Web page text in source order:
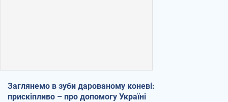
Заглянемо в зуби дарованому коневі:
прискіпливо – про допомогу Україні